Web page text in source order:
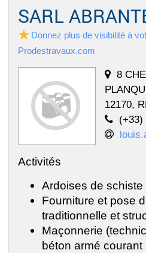
SARL
Donnez plus de visibilité à
Prodestravaux.com
8
12170,
(+33)
Activités
Ardoises de
Fourniture et pose
traditionnelle et
Maçonnerie
béton armé courant